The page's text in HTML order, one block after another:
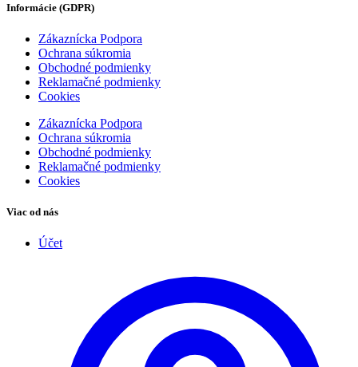
Informácie (GDPR)
Zákaznícka Podpora
Ochrana súkromia
Obchodné podmienky
Reklamačné podmienky
Cookies
Zákaznícka Podpora
Ochrana súkromia
Obchodné podmienky
Reklamačné podmienky
Cookies
Viac od nás
Účet